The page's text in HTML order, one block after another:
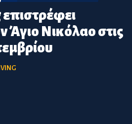
Άγιο Νικόλαο στις